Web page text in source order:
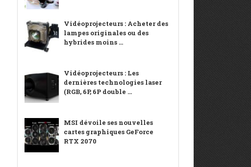
Vidéoprojecteurs : Acheter des
lampes originales ou des
hybrides moins ...
Vidéoprojecteurs : Les
dernières technologies laser
(RGB, 6P, 6P double ...
MSI dévoile ses nouvelles
cartes graphiques GeForce
RTX 2070